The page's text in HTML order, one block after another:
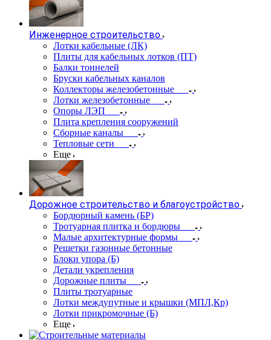
Инженерное строительство
Лотки кабельные (ЛК)
Плиты для кабельных лотков (ПТ)
Балки тоннелей
Бруски кабельных каналов
Коллекторы железобетонные
Лотки железобетонные
Опоры ЛЭП
Плита крепления сооружений
Сборные каналы
Тепловые сети
Еще
Дорожное строительство и благоустройство
Бордюрный камень (БР)
Тротуарная плитка и бордюры
Малые архитектурные формы
Решетки газонные бетонные
Блоки упора (Б)
Детали укрепления
Дорожные плиты
Плиты тротуарные
Лотки междупутные и крышки (МПЛ,Кр)
Лотки прикромочные (Б)
Еще